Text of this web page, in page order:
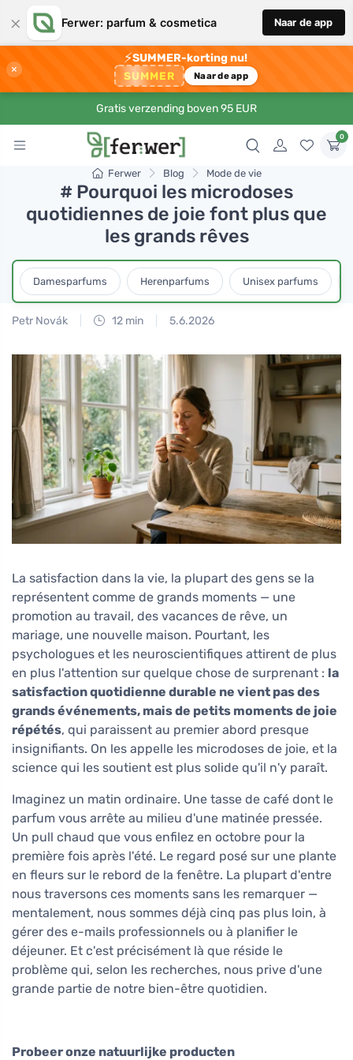
× Ferwer: parfum & cosmetica Naar de app
×
⚡SUMMER-korting nu!
SUMMER Naar de app
Gratis verzending boven 95 EUR
0
Ferwer Blog Mode de vie
# Pourquoi les microdoses
quotidiennes de joie font plus que
les grands rêves
Damesparfums Herenparfums Unisex parfums
Petr Novák 12 min 5.6.2026
La satisfaction dans la vie, la plupart des gens se la
représentent comme de grands moments — une
promotion au travail, des vacances de rêve, un
mariage, une nouvelle maison. Pourtant, les
psychologues et les neuroscientifiques attirent de plus
en plus l'attention sur quelque chose de surprenant : la
satisfaction quotidienne durable ne vient pas des
grands événements, mais de petits moments de joie
répétés, qui paraissent au premier abord presque
insignifiants. On les appelle les microdoses de joie, et la
science qui les soutient est plus solide qu'il n'y paraît.
Imaginez un matin ordinaire. Une tasse de café dont le
parfum vous arrête au milieu d'une matinée pressée.
Un pull chaud que vous enfilez en octobre pour la
première fois après l'été. Le regard posé sur une plante
en fleurs sur le rebord de la fenêtre. La plupart d'entre
nous traversons ces moments sans les remarquer —
mentalement, nous sommes déjà cinq pas plus loin, à
gérer des e-mails professionnels ou à planifier le
déjeuner. Et c'est précisément là que réside le
problème qui, selon les recherches, nous prive d'une
grande partie de notre bien-être quotidien.
Probeer onze natuurlijke producten